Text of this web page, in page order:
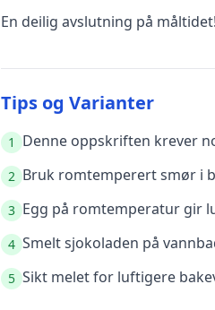
En deilig avslutning på
Tips og Varianter
1 Denne oppskriften krever
2 Bruk romtemperert smør i
3 Egg på romtemperatur gir
4 Smelt sjokoladen på
5 Sikt melet for luftigere